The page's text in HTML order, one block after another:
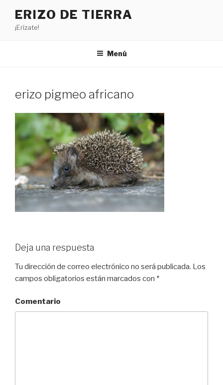
contenido
ERIZO DE TIERRA
¡Erízate!
Menú
erizo pigmeo africano
Deja una respuesta
Tu dirección de correo electrónico no será publicada. Los
campos obligatorios están marcados con *
Comentario